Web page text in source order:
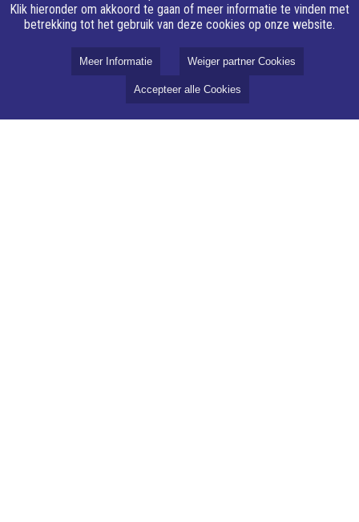
Klik hieronder om akkoord te gaan of meer informatie te vinden met
betrekking tot het gebruik van deze cookies op onze website.
Meer Informatie Weiger partner Cookies
Accepteer alle Cookies